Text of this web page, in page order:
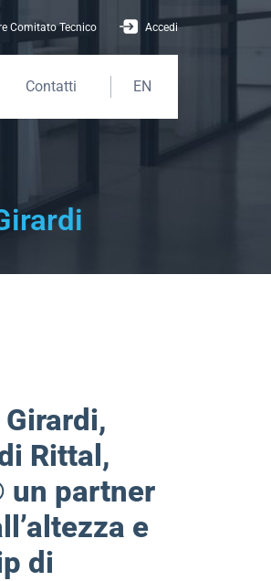
Comitato Tecnico Accedi
Contatti EN
Rittal,
un partner
e
di